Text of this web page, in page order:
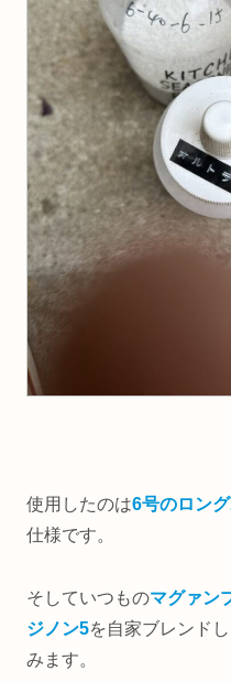
使用したのは6号のロン
仕様です。
そしていつものマグァン
ジノン5を自家ブレンド
みます。